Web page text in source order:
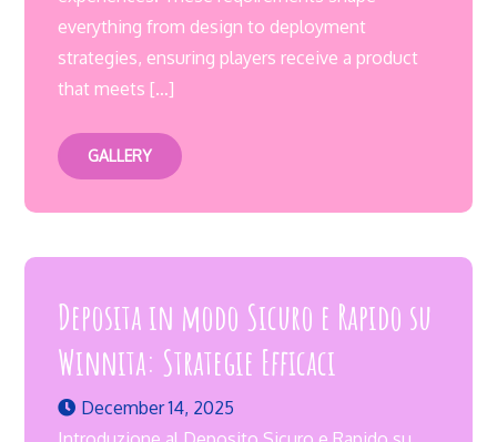
everything from design to deployment
strategies, ensuring players receive a product
that meets […]
GALLERY
Deposita in modo Sicuro e Rapido su
Winnita: Strategie Efficaci
December 14, 2025